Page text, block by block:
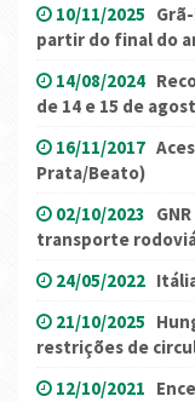
10/11/2025
partir do final do
14/08/2024
de 14 e 15 de
16/11/2017
Prata/Beato)
02/10/2023
transporte
24/05/2022
21/10/2025
restrições de
12/10/2021